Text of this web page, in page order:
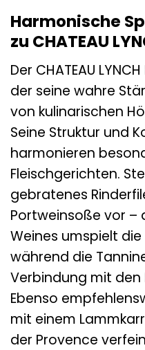
Harmonische
zu CHATEAU
Der CHATEAU
der seine wahre
von kulinarischen
Seine Struktur und
harmonieren
Fleischgerichten.
gebratenes
Portweinsoße vor –
Weines umspielt die
während die
Verbindung mit den
Ebenso
mit einem
der Provence